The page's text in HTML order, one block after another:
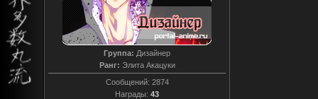
Группа: Дизайнер
Ранг: Элита Акацуки
Сообщений: 2874
Награды: 43